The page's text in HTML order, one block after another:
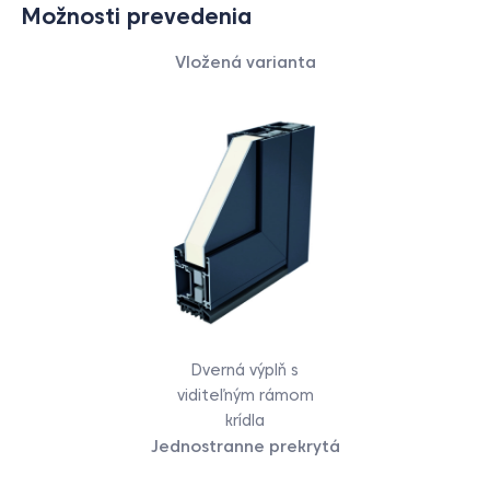
Možnosti prevedenia
Vložená varianta
Dverná výplň s
viditeľným rámom
krídla
Jednostranne prekrytá